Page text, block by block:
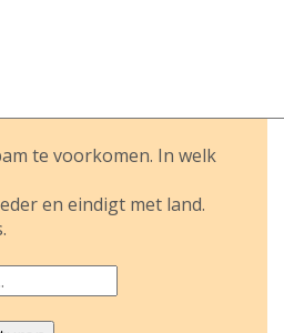
te voorkomen. In welk
en eindigt met land.